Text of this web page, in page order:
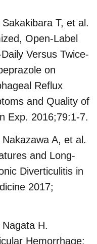
T, et al.
Open-Label
Versus Twice-
on
Reflux
and Quality of
Exp. 2016;79:1-7.
A, et al.
and Long-
Diverticulitis in
2017;
H.
Hemorrhage: